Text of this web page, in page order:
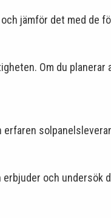
jämför det med de
Om du
och